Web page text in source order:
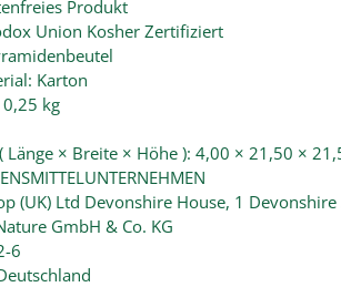
Produkt
Union Kosher Zertifiziert
Karton
kg
Länge × Breite × Höhe ): 4,00 × 21,50 ×
(UK) Ltd Devonshire House, 1
GmbH & Co. KG
6